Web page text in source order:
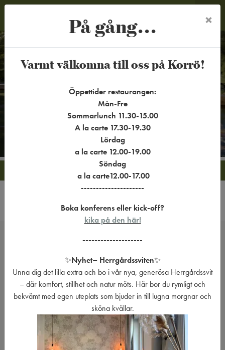
MENY
Välkommen till Korrö!
Välj mellan aktiviteter, restaurang &
cafébesök, härligt friluftsliv och fint boende.
Boka din Småländska upplevelse redan
idag!
Scrolla för att se mer
Vad vill du göra idag? Besök oss!
MAT & DRYCK
Ät gott & bo i en fantastisk
miljö!
Mitt i strömmande Ronnebyån ligger Korrö, den lilla
historiska hantverksbyn som erbjuder en exklusiv upplevelse.
KONFERENS MAT & DRYCK BOENDE
ÖPPETTIDER
På gång... ×
Varmt välkomna till oss på Korrö!
Öppettider restaurangen:
Mån-Fre
Sommarlunch 11.30-15.00
A la carte 17.30-19.30
Lördag
a la carte 12.00-19.00
Söndag
a la carte12.00-17.00
---------------------
Boka konferens eller kick-off?
kika på den här!
--------------------
✨Nyhet– Herrgårdssviten✨
Unna dig det lilla extra och bo i vår nya, generösa Herrgårdssvit
– där komfort, stillhet och natur möts. Här bor du rymligt och
bekvämt med egen uteplats som bjuder in till lugna morgnar och
sköna kvällar.